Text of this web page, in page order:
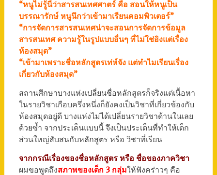
“หนูไม่รู้นี่ว่าสารสนเทศศาตร์ คือ สอนให้หนูเป็น
บรรณารักษ์ หนูนึกว่าเข้ามาเรียนคอมพิวเตอร์”
“การจัดการสารสนเทศน่าจะสอนการจัดการข้อมูล
สารสนเทศ ความรู้ในรูปแบบอื่นๆ ที่ไม่ใช่อิงแต่เรื่อง
ห้องสมุด”
“เข้ามาเพราะชื่อหลักสูตรเท่ห์จัง แต่ทำไมเรียนเรื่อง
เกี่ยวกับห้องสมุด”
สถานศึกษาบางแห่งเปลี่ยนชื่อหลักสูตรก็จริงแต่เนื้อหา
ในรายวิชาเกือบครึ่งหนึ่งก็ยังคงเป็นวิชาที่เกี่ยวข้องกับ
ห้องสมุดอยู่ดี บางแห่งไม่ได้เปลี่ยนรายวิชาด้านในเลย
ด้วยซ้ำ จากประเด็นแบบนี้ จึงเป็นประเด็นที่ทำให้เด็ก
ส่วนใหญ่สับสนกับหลักสูตร หรือ วิชาที่เรียน
จากกรณีเรื่องของชื่อหลักสูตร หรือ ชื่อของภาควิชา
ผมขอพูดถึงสภาพของเด็ก 3 กลุ่มให้ฟังคร่าวๆ คือ